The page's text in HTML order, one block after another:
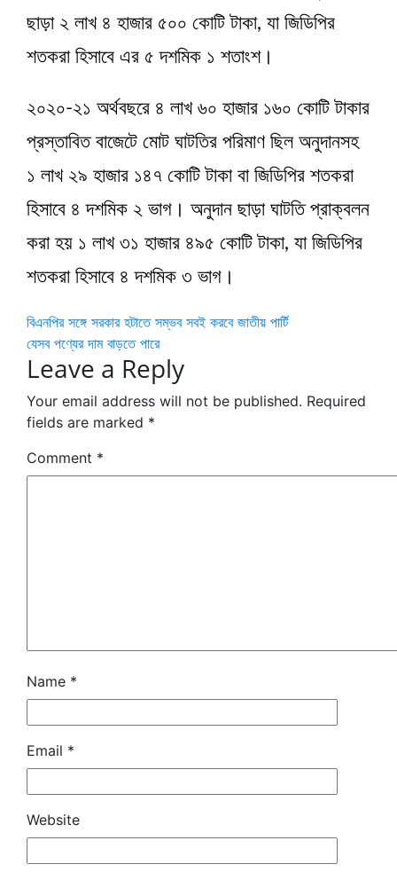
ছাড়া ২ লাখ ৪ হাজার ৫০০ কোটি টাকা, যা জিডিপির
শতকরা হিসাবে এর ৫ দশমিক ১ শতাংশ।
২০২০-২১ অর্থবছরে ৪ লাখ ৬০ হাজার ১৬০ কোটি টাকার
প্রস্তাবিত বাজেটে মোট ঘাটতির পরিমাণ ছিল অনুদানসহ
১ লাখ ২৯ হাজার ১৪৭ কোটি টাকা বা জিডিপির শতকরা
হিসাবে ৪ দশমিক ২ ভাগ। অনুদান ছাড়া ঘাটতি প্রাক্বলন
করা হয় ১ লাখ ৩১ হাজার ৪৯৫ কোটি টাকা, যা জিডিপির
শতকরা হিসাবে ৪ দশমিক ৩ ভাগ।
Post
navigation
বিএনপির সঙ্গে সরকার হটাতে সম্ভব সবই করবে জাতীয় পার্টি
যেসব পণ্যের দাম বাড়তে পারে
Leave a Reply
Your email address will not be published. Required
fields are marked *
Comment *
Name *
Email *
Website